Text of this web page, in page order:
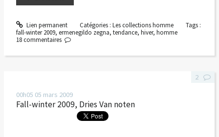
Lien permanent Catégories : Les collections homme
Tags :
fall-winter 2009, ermenegildo zegna, tendance, hiver, homme
18 commentaires
00h05 05 mars 2009
Fall-winter 2009, Dries Van noten
2